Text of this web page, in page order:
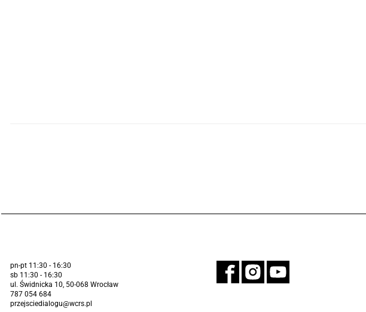
pn-pt 11:30 - 16:30
sb 11:30 - 16:30
ul. Świdnicka 10, 50-068 Wrocław
787 054 684
przejsciedialogu@wcrs.pl